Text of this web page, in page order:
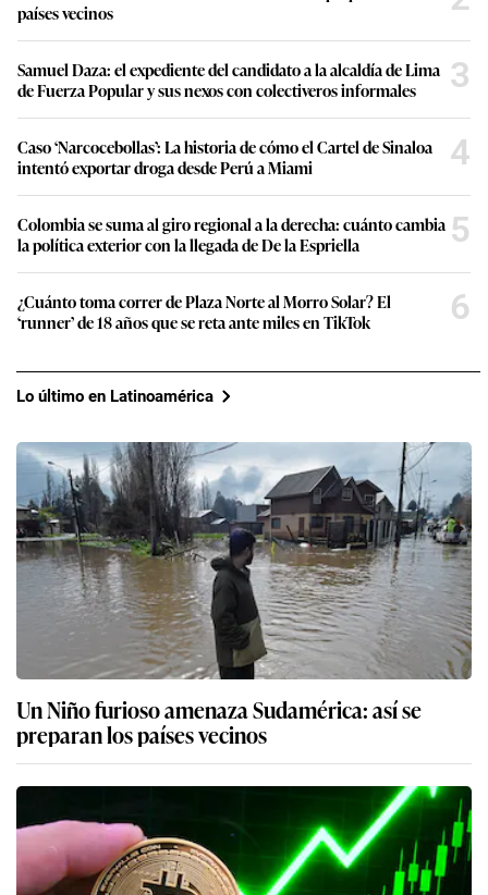
países vecinos
Samuel Daza: el expediente del candidato a la alcaldía de Lima
de Fuerza Popular y sus nexos con colectiveros informales
3
Caso ‘Narcocebollas’: La historia de cómo el Cartel de Sinaloa
intentó exportar droga desde Perú a Miami
4
Colombia se suma al giro regional a la derecha: cuánto cambia
la política exterior con la llegada de De la Espriella
5
¿Cuánto toma correr de Plaza Norte al Morro Solar? El
‘runner’ de 18 años que se reta ante miles en TikTok
6
Lo último en Latinoamérica
Un Niño furioso amenaza Sudamérica: así se
preparan los países vecinos